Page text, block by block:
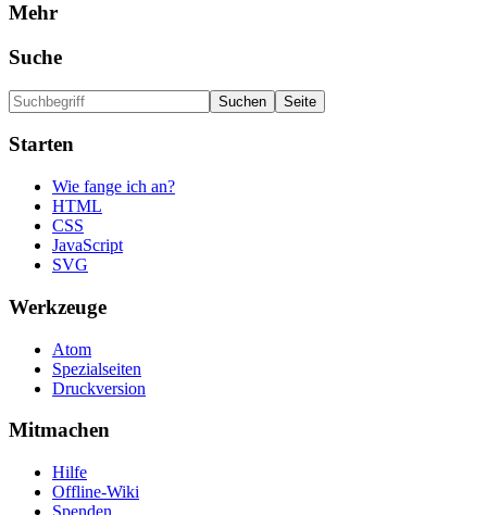
Mehr
Suche
Starten
Wie fange ich an?
HTML
CSS
JavaScript
SVG
Werkzeuge
Atom
Spezialseiten
Druckversion
Mitmachen
Hilfe
Offline-Wiki
Spenden